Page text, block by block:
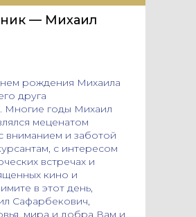
— Михаил
рождения Михаила
друга
Многие годы Михаил
меценатом
вниманием и заботой
с интересом
встречах и
кино и
в этот день,
Сафарбекович,
мира и добра Вам и